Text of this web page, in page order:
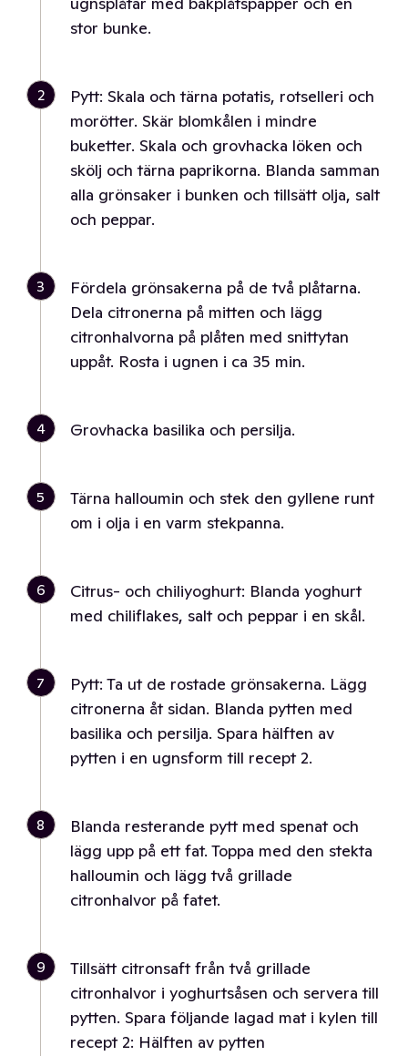
stor bunke.
2
Pytt: Skala och tärna potatis, rotselleri och
morötter. Skär blomkålen i mindre
buketter. Skala och grovhacka löken och
skölj och tärna paprikorna. Blanda samman
alla grönsaker i bunken och tillsätt olja, salt
och peppar.
3
Fördela grönsakerna på de två plåtarna.
Dela citronerna på mitten och lägg
citronhalvorna på plåten med snittytan
uppåt. Rosta i ugnen i ca 35 min.
4 Grovhacka basilika och persilja.
5
Tärna halloumin och stek den gyllene runt
om i olja i en varm stekpanna.
6
Citrus- och chiliyoghurt: Blanda yoghurt
med chiliflakes, salt och peppar i en skål.
7
Pytt: Ta ut de rostade grönsakerna. Lägg
citronerna åt sidan. Blanda pytten med
basilika och persilja. Spara hälften av
pytten i en ugnsform till recept 2.
8
Blanda resterande pytt med spenat och
lägg upp på ett fat. Toppa med den stekta
halloumin och lägg två grillade
citronhalvor på fatet.
9
Tillsätt citronsaft från två grillade
citronhalvor i yoghurtsåsen och servera till
pytten. Spara följande lagad mat i kylen till
recept 2: Hälften av pytten